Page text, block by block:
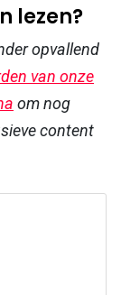
lezen?
opvallend
van onze
om nog
content